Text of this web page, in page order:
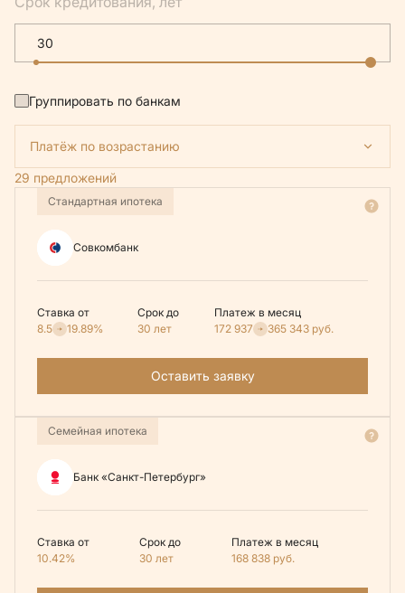
Группировать по банкам
Платёж по возрастанию
29 предложений
Стандартная ипотека
Совкомбанк
Ставка от
8.5
19.89%
Срок до
30 лет
Платеж в месяц
172 937
365 343 руб.
Оставить заявку
Семейная ипотека
Банк «Санкт-Петербург»
Ставка от
10.42%
Срок до
30 лет
Платеж в месяц
168 838 руб.